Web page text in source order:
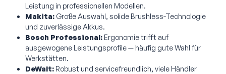
Leistung in professionellen Modellen.
Makita: Große Auswahl, solide Brushless-Technologie
und zuverlässige Akkus.
Bosch Professional: Ergonomie trifft auf
ausgewogene Leistungsprofile — häufig gute Wahl für
Werkstätten.
DeWalt: Robust und servicefreundlich, viele Händler